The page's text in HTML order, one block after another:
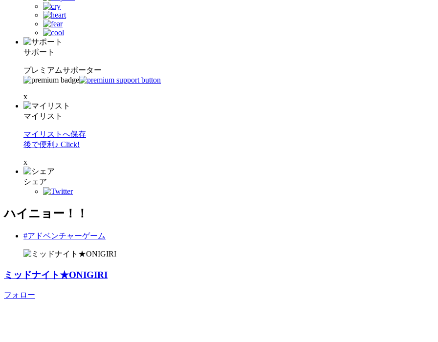
サポート
プレミアムサポーター
x
マイリスト
マイリストへ保存
後で便利♪ Click!
x
シェア
ハイニョー！！
#アドベンチャーゲーム
ミッドナイト★ONIGIRI
フォロー